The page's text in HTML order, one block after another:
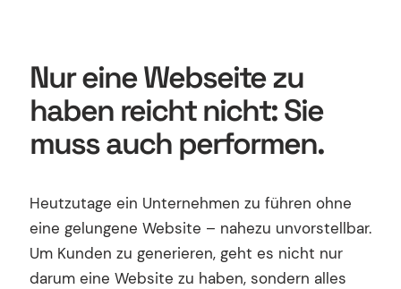
Nur eine Webseite zu
haben reicht nicht: Sie
muss auch performen.
Heutzutage ein Unternehmen zu führen ohne
eine gelungene Website – nahezu unvorstellbar.
Um Kunden zu generieren, geht es nicht nur
darum eine Website zu haben, sondern alles